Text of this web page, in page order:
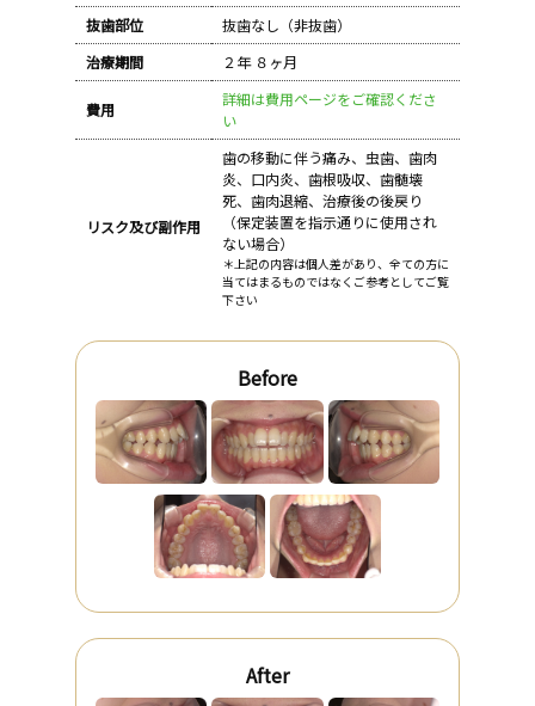
抜歯部位
抜歯なし（非抜歯）
治療期間
２年 ８ヶ月
費用
詳細は費用ページをご確認くださ
い
リスク及び副作用
歯の移動に伴う痛み、虫歯、歯肉
炎、口内炎、歯根吸収、歯髄壊
死、歯肉退縮、治療後の後戻り
（保定装置を指示通りに使用され
ない場合）
＊上記の内容は個人差があり、全ての方に
当てはまるものではなくご参考としてご覧
下さい
Before
After